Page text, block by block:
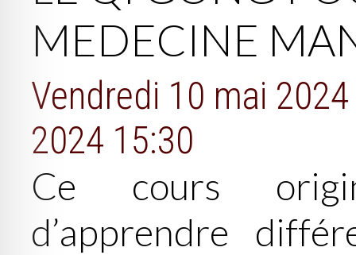
MEDECINE
Vendredi 10 mai
2024 15:30
Ce cours
d’apprendre